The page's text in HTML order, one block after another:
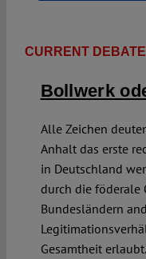
CURRENT
Bollwerk
Alle Zeichen
Anhalt das erste
in Deutschland
durch die föderale
Bundesländern
Gesamtheit